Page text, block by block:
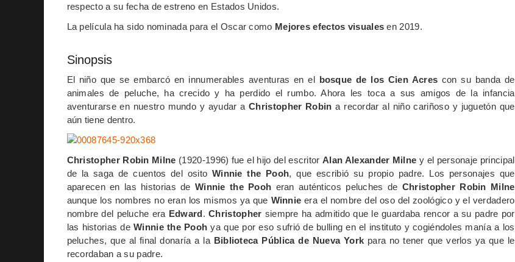
respecto a su fecha de estreno en Estados Unidos.
La película ha sido nominada para el Oscar como Mejores efectos visualesen 2019.
Sinopsis
El niño que se embarcó en innumerables aventuras en el bosque de los Cien Acres con su banda de
animales de peluche, ha crecido y ha perdido el rumbo. Ahora les toca a sus amigos de la infancia
aventurarse en nuestro mundo y ayudar aChristopher Robin a recordar al niño cariñoso y juguetón que
aún tiene dentro.
Christopher Robin Milne (1920-1996) fue el hijo del escritorAlan Alexander Milne y el personaje principal
de la saga de cuentos del osito Winnie the Pooh, que escribió su propio padre. Los personajes que
aparecen en las historias de Winnie the Pooh eran auténticos peluches de Christopher Robin Milne
aunque los nombres no eran los mismos ya que Winnie era el nombre del oso del zoológico y el verdadero
nombre del peluche era Edward.Christopher siempre ha admitido que le guardaba rencor a su padre por
las historias deWinnie the Pooh ya que por eso sufrió de bulling en el instituto y cogiéndoles manía a los
peluches, que al final donaría a la Biblioteca Pública de Nueva York para no tener que verlos ya que le
recordaban a su padre.